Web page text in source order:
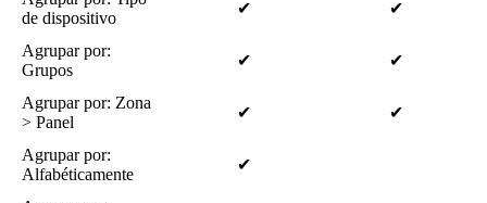
de dispositivo
✔ ✔
Agrupar por:
Grupos
✔ ✔
Agrupar por: Zona
> Panel
✔ ✔
Agrupar por:
Alfabéticamente
✔